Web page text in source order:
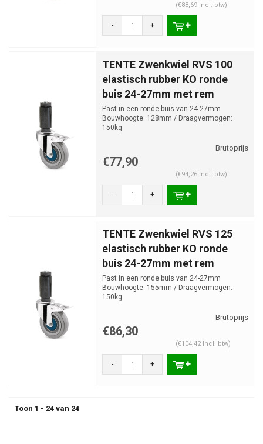
(€88,69 Incl. btw)
- +
TENTE Zwenkwiel RVS 100
elastisch rubber KO ronde
buis 24-27mm met rem
Past in een ronde buis van 24-27mm
Bouwhoogte: 128mm / Draagvermogen:
150kg
€77,90
(€94,26 Incl. btw)
- +
TENTE Zwenkwiel RVS 125
elastisch rubber KO ronde
buis 24-27mm met rem
Past in een ronde buis van 24-27mm
Bouwhoogte: 155mm / Draagvermogen:
150kg
€86,30
(€104,42 Incl. btw)
- +
Toon 1 - 24 van 24